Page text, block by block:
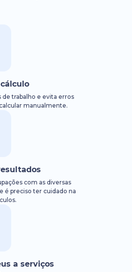
de trabalho e evita erros
manualmente.
com as diversas
é preciso ter cuidado na
a serviços